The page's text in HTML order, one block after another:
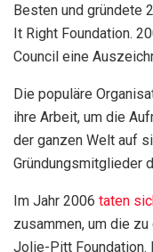
Besten und gründete
It Right Foundation.
Council eine
Die populäre
ihre Arbeit, um die
der ganzen Welt auf
Gründungsmitglieder
Im Jahr 2006 taten
zusammen, um die
Jolie-Pitt